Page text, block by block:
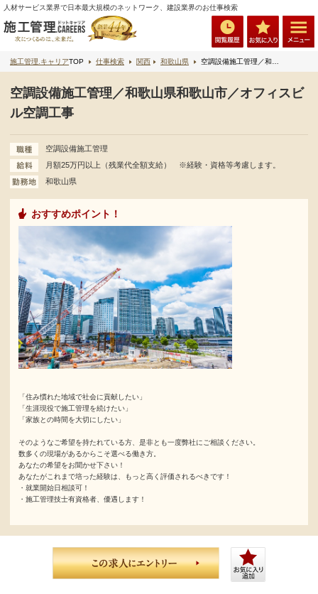
人材サービス業界で日本最大規模のネットワーク、建設業界のお仕事検索
施工管理.キャリアTOP 仕事検索 関西 和歌山県 空調設備施工管理／和歌山県和歌山市／オフィスビル空調工事
空調設備施工管理／和歌山県和歌山市／オフィスビ
ル空調工事
空調設備施工管理
月額25万円以上（残業代全額支給） ※経験・資格等考慮します。
和歌山県
おすすめポイント！
「住み慣れた地域で社会に貢献したい」
「生涯現役で施工管理を続けたい」
「家族との時間を大切にしたい」
そのようなご希望を持たれている方、是非とも一度弊社にご相談ください。
数多くの現場があるからこそ選べる働き方。
あなたの希望をお聞かせ下さい！
あなたがこれまで培った経験は、もっと高く評価されるべきです！
・就業開始日相談可！
・施工管理技士有資格者、優遇します！